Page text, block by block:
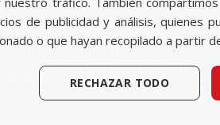
como nosotros.
con un escenario donde
buscando precisamente
momentos de incertidumbre como
de publicidad y análisis, quienes
o que hayan recopilado a partir
RECHAZAR TODO